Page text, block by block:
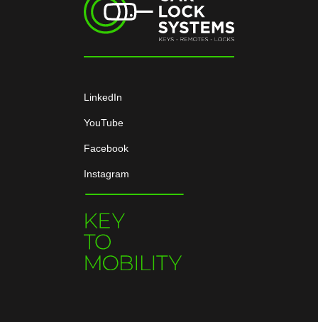
LinkedIn
YouTube
Facebook
Instagram